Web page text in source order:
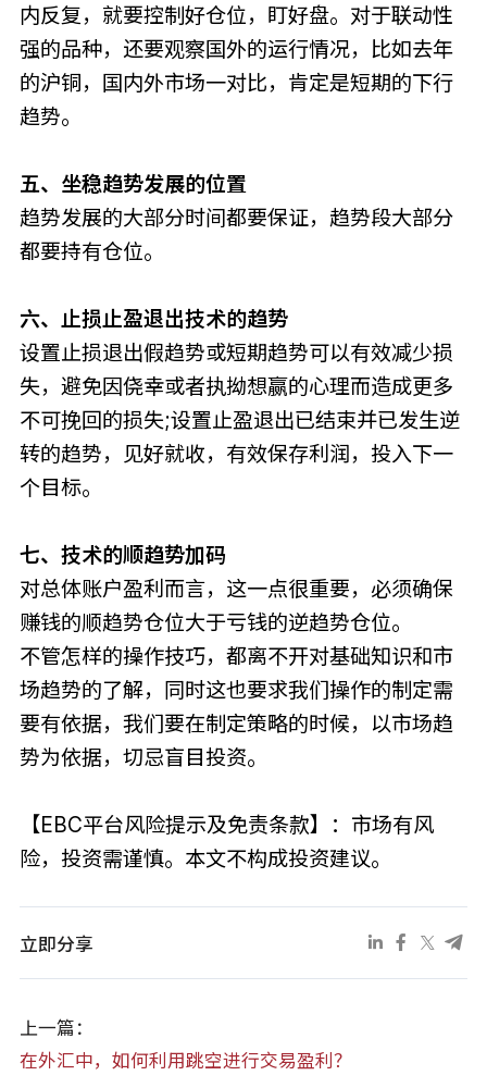
内反复，就要控制好仓位，盯好盘。对于联动性
强的品种，还要观察国外的运行情况，比如去年
的沪铜，国内外市场一对比，肯定是短期的下行
趋势。
五、坐稳趋势发展的位置
趋势发展的大部分时间都要保证，趋势段大部分
都要持有仓位。
六、止损止盈退出技术的趋势
设置止损退出假趋势或短期趋势可以有效减少损
失，避免因侥幸或者执拗想赢的心理而造成更多
不可挽回的损失;设置止盈退出已结束并已发生逆
转的趋势，见好就收，有效保存利润，投入下一
个目标。
七、技术的顺趋势加码
对总体账户盈利而言，这一点很重要，必须确保
赚钱的顺趋势仓位大于亏钱的逆趋势仓位。
不管怎样的操作技巧，都离不开对基础知识和市
场趋势的了解，同时这也要求我们操作的制定需
要有依据，我们要在制定策略的时候，以市场趋
势为依据，切忌盲目投资。
【EBC平台风险提示及免责条款】：市场有风
险，投资需谨慎。本文不构成投资建议。
立即分享
上一篇：
在外汇中，如何利用跳空进行交易盈利？